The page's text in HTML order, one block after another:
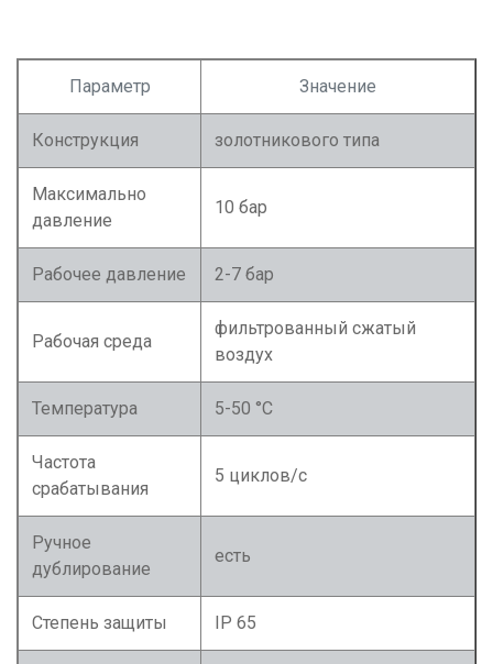
Параметр Значение
Конструкция золотникового типа
Максимально
давление
10 бар
Рабочее давление 2-7 бар
Рабочая среда
фильтрованный сжатый
воздух
Температура 5-50 °С
Частота
срабатывания
5 циклов/с
Ручное
дублирование
есть
Степень защиты IP 65